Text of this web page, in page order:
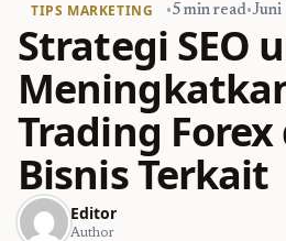
TIPS MARKETING •5 min read•Juni
Strategi SEO
Trading Forex
Bisnis Terkait
Editor
Author